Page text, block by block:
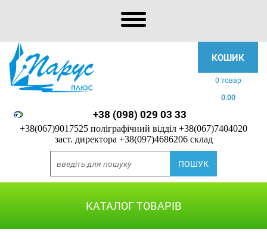
КОШИК
0 товар
0.00
+38 (098) 029 03 33
+38(067)9017525 поліграфічний відділ +38(067)7404020
заст. директора +38(097)4686206 склад
КАТАЛОГ ТОВАРІВ